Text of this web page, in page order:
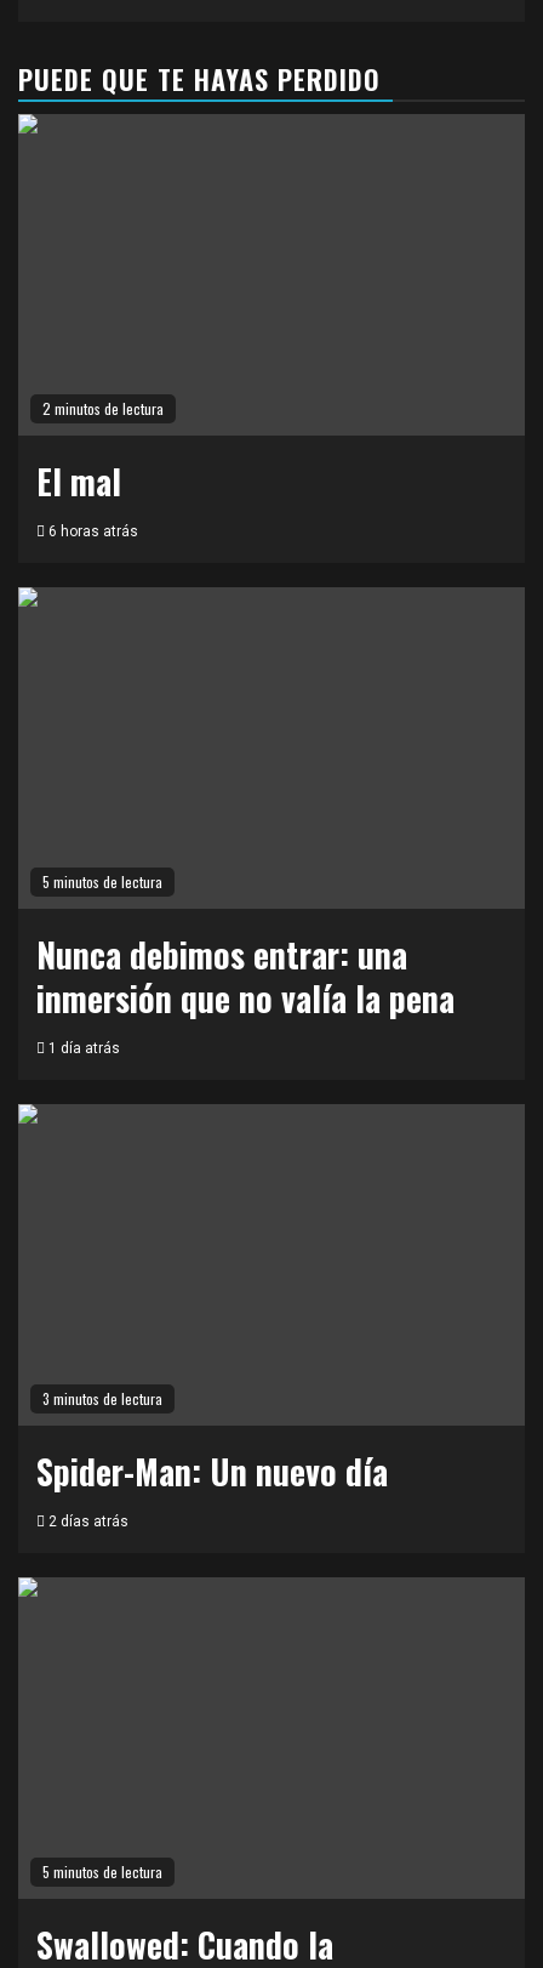
PUEDE QUE TE HAYAS PERDIDO
2 minutos de lectura
El mal
6 horas atrás
5 minutos de lectura
Nunca debimos entrar: una
inmersión que no valía la pena
1 día atrás
3 minutos de lectura
Spider-Man: Un nuevo día
2 días atrás
5 minutos de lectura
Swallowed: Cuando la